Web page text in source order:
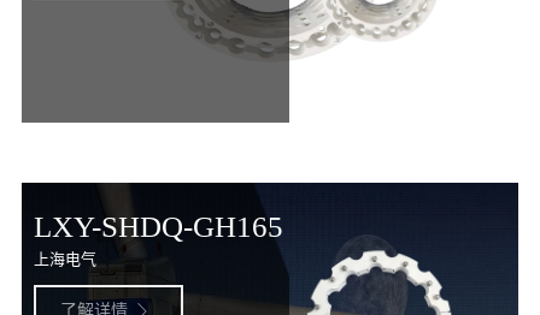
LXY-SHDQ-GH165
上海电气
了解详情